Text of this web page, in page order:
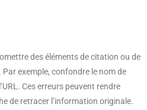
des éléments de citation ou de
exemple, confondre le nom de
Ces erreurs peuvent rendre
de retracer l’information originale.